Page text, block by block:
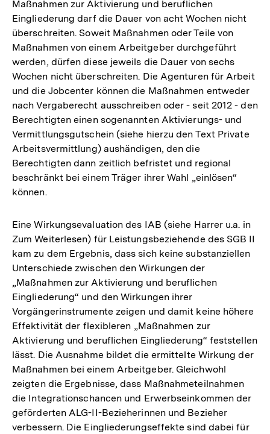
Maßnahmen zur Aktivierung und beruflichen
Eingliederung darf die Dauer von acht Wochen nicht
überschreiten. Soweit Maßnahmen oder Teile von
Maßnahmen von einem Arbeitgeber durchgeführt
werden, dürfen diese jeweils die Dauer von sechs
Wochen nicht überschreiten. Die Agenturen für Arbeit
und die Jobcenter können die Maßnahmen entweder
nach Vergaberecht ausschreiben oder - seit 2012 - den
Berechtigten einen sogenannten Aktivierungs- und
Vermittlungsgutschein (siehe hierzu den Text Private
Arbeitsvermittlung) aushändigen, den die
Berechtigten dann zeitlich befristet und regional
beschränkt bei einem Träger ihrer Wahl „einlösen“
können.
Eine Wirkungsevaluation des IAB (siehe Harrer u.a. in
Zum Weiterlesen) für Leistungsbeziehende des SGB II
kam zu dem Ergebnis, dass sich keine substanziellen
Unterschiede zwischen den Wirkungen der
„Maßnahmen zur Aktivierung und beruflichen
Eingliederung“ und den Wirkungen ihrer
Vorgängerinstrumente zeigen und damit keine höhere
Effektivität der flexibleren „Maßnahmen zur
Aktivierung und beruflichen Eingliederung“ feststellen
lässt. Die Ausnahme bildet die ermittelte Wirkung der
Maßnahmen bei einem Arbeitgeber. Gleichwohl
zeigten die Ergebnisse, dass Maßnahmeteilnahmen
die Integrationschancen und Erwerbseinkommen der
geförderten ALG-II-Bezieherinnen und Bezieher
verbessern. Die Eingliederungseffekte sind dabei für